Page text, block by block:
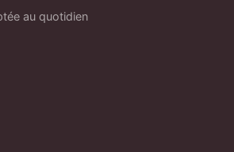
au quotidien